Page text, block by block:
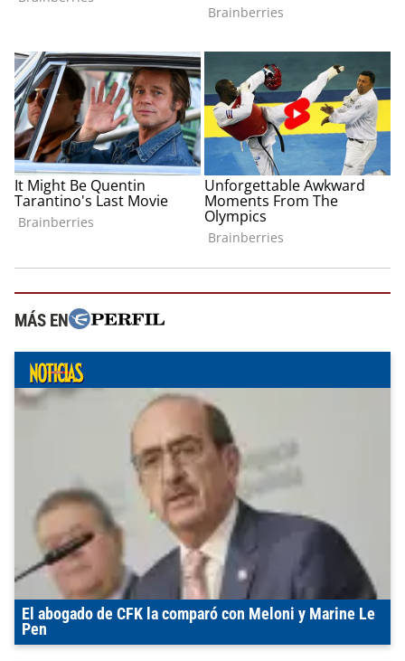
MÁS EN
El abogado de CFK la comparó con Meloni y Marine Le
Pen